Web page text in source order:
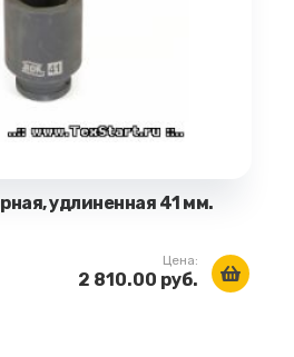
удлиненная 41 мм.
Цена:
2 810.00 руб.